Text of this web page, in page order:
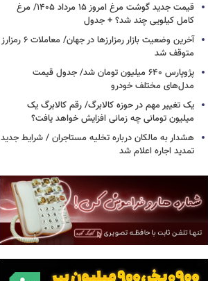
قیمت جدید گوشت مرغ امروز ۱۵ مرداد ۱۴۰۵/ مرغ
کامل کیلویی چند شد؟ + جدول
آخرین وضعیت بازار رمزارزها در جهان/ معاملات ۶ رمزارز
متوقف شد
پژوپارس ۶۴۰ میلیون تومان شد/ جدول قیمت
مدل‌های مختلف خودرو
یک تغییر مهم در حوزه کالابرگ/ رقم کالابرگ یک
میلیون تومانی چه زمانی افزایش خواهد یافت؟
هشدار به مالکان درباره تخلیه مستاجران / شرایط جدید
تمدید اجاره اعلام شد